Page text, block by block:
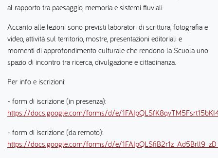
al rapporto tra paesaggio, memoria e sistemi fluviali.
Accanto alle lezioni sono previsti laboratori di scrittura, fotografia e
video, attività sul territorio, mostre, presentazioni editoriali e
momenti di approfondimento culturale che rendono la Scuola uno
spazio di incontro tra ricerca, divulgazione e cittadinanza.
Per info e iscrizioni:
- form di iscrizione (in presenza):
https://docs.google.com/forms/d/e/
- form di iscrizione (da remoto):
https://docs.google.com/forms/d/e/